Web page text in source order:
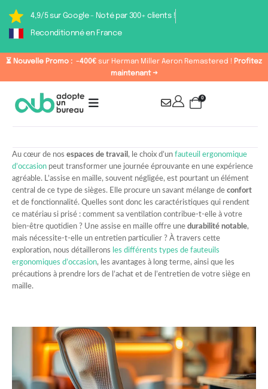
4,9/5 sur Google - Noté par 300+ clients !
Reconditionné en France
⏳ Nouvelle Promo : -400€ sur Herman Miller Aeron Remastered ! Profitez
maintenant →
0
Au cœur de nos espaces de travail , le choix d’un fauteuil ergonomique
d’occasion peut transformer une journée éprouvante en une expérience
agréable. L’assise en maille, souvent négligée, est pourtant un élément
central de ce type de sièges. Elle procure un savant mélange de confort
et de fonctionnalité. Quelles sont donc les caractéristiques qui rendent
ce matériau si prisé : comment sa ventilation contribue-t-elle à votre
bien-être quotidien ? Une assise en maille offre une durabilité notable,
mais nécessite-t-elle un entretien particulier ? À travers cette
exploration, nous détaillerons les différents types de fauteuils
ergonomiques d’occasion, les avantages à long terme, ainsi que les
précautions à prendre lors de l’achat et de l’entretien de votre siège en
maille.